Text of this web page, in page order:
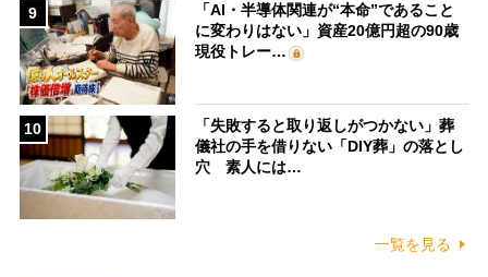
9
「AI・半導体関連が“本命”であること
に変わりはない」資産20億円超の90歳
現役トレー…
10
「失敗すると取り返しがつかない」葬
儀社の手を借りない「DIY葬」の落とし
穴 素人には…
一覧を見る